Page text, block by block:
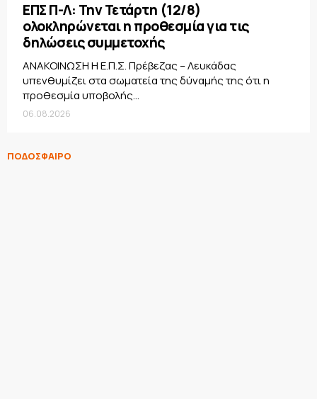
ΕΠΣ Π-Λ: Την Τετάρτη (12/8)
ολοκληρώνεται η προθεσμία για τις
δηλώσεις συμμετοχής
ΑΝΑΚΟΙΝΩΣΗ Η Ε.Π.Σ. Πρέβεζας – Λευκάδας
υπενθυμίζει στα σωματεία της δύναμής της ότι η
προθεσμία υποβολής...
06.08.2026
ΠΟΔΟΣΦΑΙΡΟ